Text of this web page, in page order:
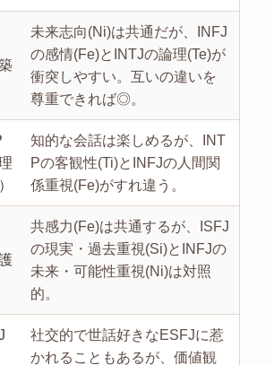
未来志向(Ni)は共通だが、INFJ
の感情(Fe)とINTJの論理(Te)が
衝突しやすい。互いの違いを
尊重できれば◎。
知的な会話は楽しめるが、INT
Pの客観性(Ti)とINFJの人間関
係重視(Fe)がすれ違う。
共感力(Fe)は共通するが、ISFJ
の現実・過去重視(Si)とINFJの
未来・可能性重視(Ni)は対照
的。
社交的で世話好きなESFJに惹
かれることもあるが、価値観